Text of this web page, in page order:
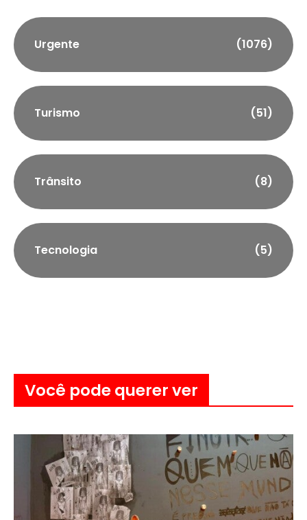
Urgente (1076)
Turismo (51)
Trânsito (8)
Tecnologia (5)
Você pode querer ver